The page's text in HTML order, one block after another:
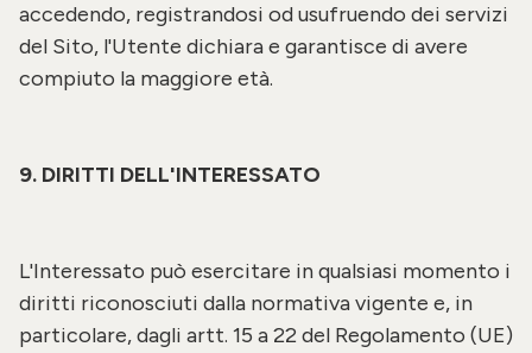
accedendo, registrandosi od usufruendo dei servizi
del Sito, l'Utente dichiara e garantisce di avere
compiuto la maggiore età.
9. DIRITTI DELL'INTERESSATO
L'Interessato può esercitare in qualsiasi momento i
diritti riconosciuti dalla normativa vigente e, in
particolare, dagli artt. 15 a 22 del Regolamento (UE)